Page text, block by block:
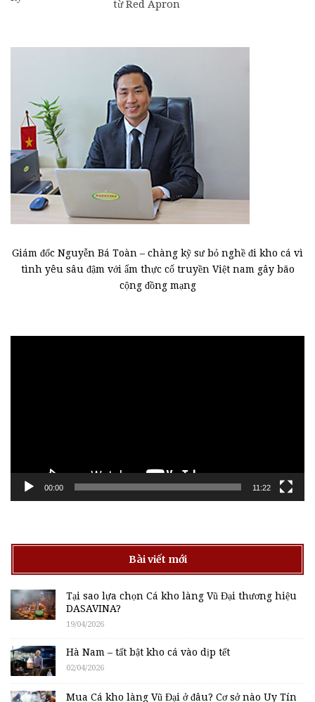
từ Red Apron
Giám đốc Nguyễn Bá Toàn – chàng kỹ sư bỏ nghề đi kho cá vì
tình yêu sâu đậm với ẩm thực cổ truyền Việt nam gây bão
cộng đồng mạng
00:00 11:22
Bài viết mới
Tại sao lựa chọn Cá kho làng Vũ Đại thương hiệu
DASAVINA?
19/04/2026
Hà Nam – tất bật kho cá vào dịp tết
02/04/2026
Mua Cá kho làng Vũ Đại ở đâu? Cơ sở nào Uy Tín